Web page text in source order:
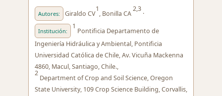
Autores: Giraldo CV
1
, Bonilla CA
2,3
·
Institución:
1
Pontificia Departamento de
Ingeniería Hidráulica y Ambiental, Pontificia
Universidad Católica de Chile, Av. Vicuña Mackenna
4860, Macul, Santiago, Chile.,
2
Department of Crop and Soil Science, Oregon
State University, 109 Crop Science Building, Corvallis,